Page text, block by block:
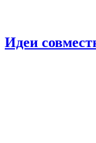
Идеи